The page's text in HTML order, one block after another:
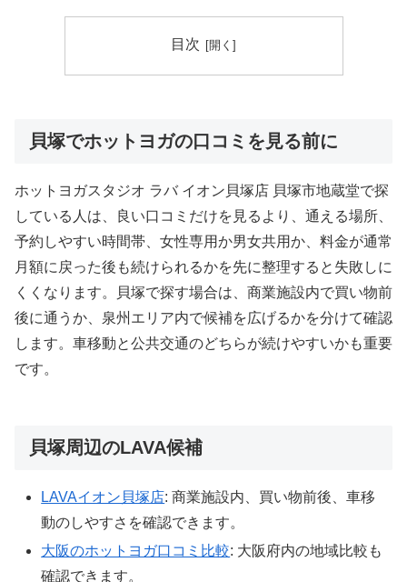
目次
貝塚でホットヨガの口コミを見る前に
ホットヨガスタジオ ラバ イオン貝塚店 貝塚市地蔵堂で探
している人は、良い口コミだけを見るより、通える場所、
予約しやすい時間帯、女性専用か男女共用か、料金が通常
月額に戻った後も続けられるかを先に整理すると失敗しに
くくなります。貝塚で探す場合は、商業施設内で買い物前
後に通うか、泉州エリア内で候補を広げるかを分けて確認
します。車移動と公共交通のどちらが続けやすいかも重要
です。
貝塚周辺のLAVA候補
LAVAイオン貝塚店: 商業施設内、買い物前後、車移
動のしやすさを確認できます。
大阪のホットヨガ口コミ比較: 大阪府内の地域比較も
確認できます。